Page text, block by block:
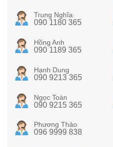
Trung Nghĩa
090 1180 365
Hồng Anh
090 1189 365
Hạnh Dung
090 9213 365
Ngọc Toàn
090 9215 365
Phương Thảo
096 9999 838